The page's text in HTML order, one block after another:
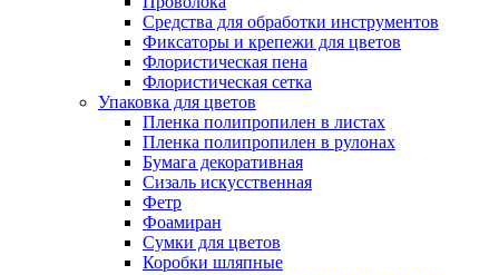
Средства для обработки инструментов
Фиксаторы и крепежи для цветов
Флористическая пена
Флористическая сетка
Упаковка для цветов
Пленка полипропилен в листах
Пленка полипропилен в рулонах
Бумага декоративная
Сизаль искусственная
Фетр
Фоамиран
Сумки для цветов
Коробки шляпные